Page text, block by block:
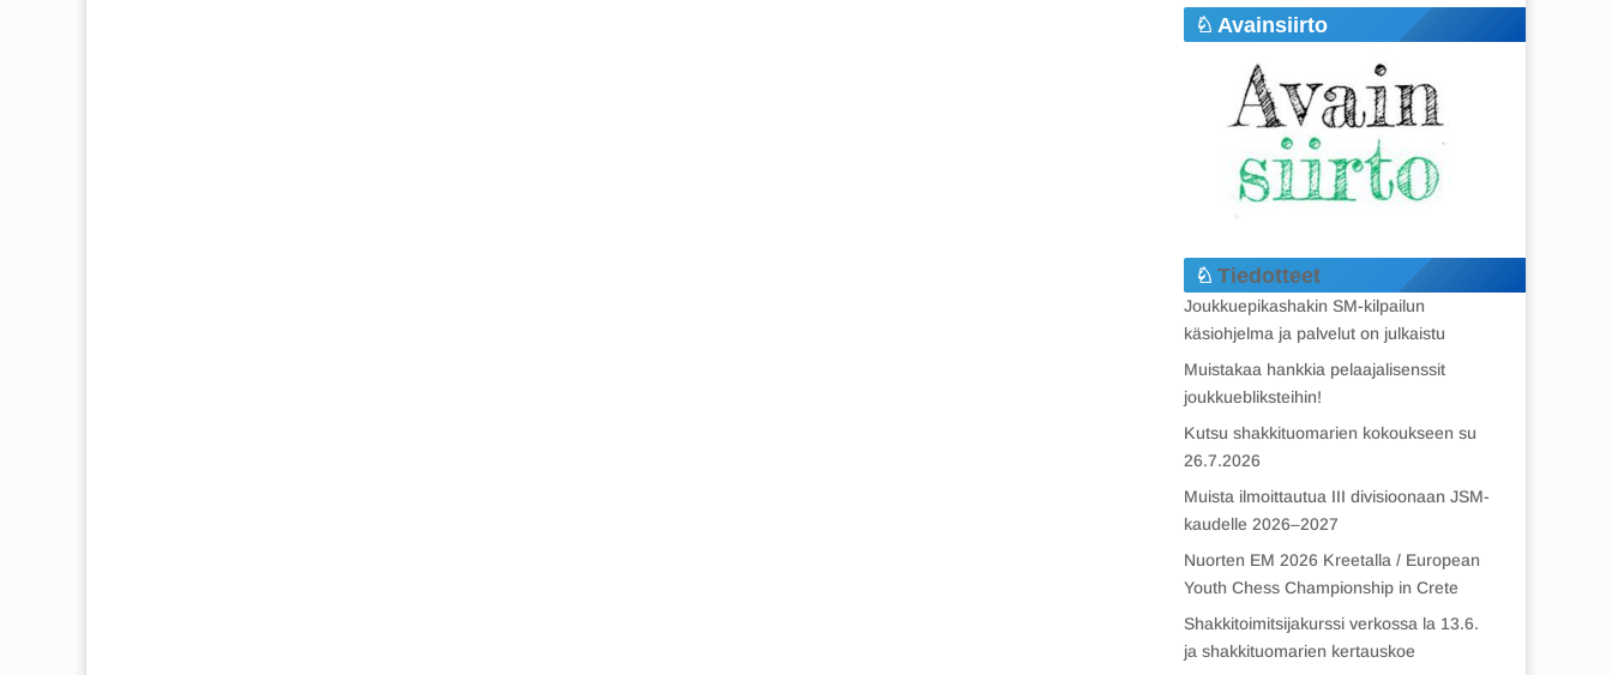
Avainsiirto
Tiedotteet
Joukkuepikashakin SM-kilpailun
käsiohjelma ja palvelut on julkaistu
Muistakaa hankkia pelaajalisenssit
joukkuebliksteihin!
Kutsu shakkituomarien kokoukseen su
26.7.2026
Muista ilmoittautua III divisioonaan JSM-
kaudelle 2026–2027
Nuorten EM 2026 Kreetalla / European
Youth Chess Championship in Crete
Shakkitoimitsijakurssi verkossa la 13.6.
ja shakkituomarien kertauskoe